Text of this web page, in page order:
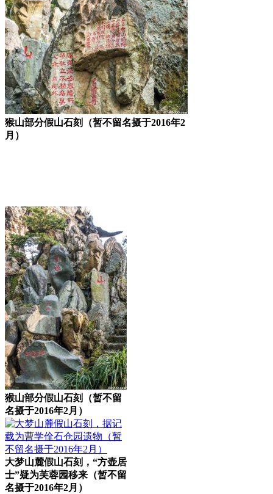
猴山部分假山石刻（暂不留名摄于2016年2
月）
猴山部分假山石刻（暂不留
名摄于2016年2月）
大梦山麓假山石刻，“方壶居
士”疑为芙蓉园移来（暂不留
名摄于2016年2月）